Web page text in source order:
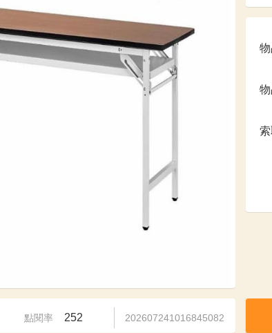
點閱率 252 202607241016845082